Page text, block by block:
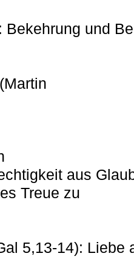
Bekehrung und
aus
Treue zu
5,13-14): Liebe